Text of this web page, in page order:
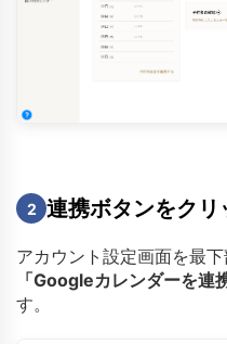
2 連携ボタンをクリ
アカウント設定画面を最下
「Googleカレンダーを連
す。